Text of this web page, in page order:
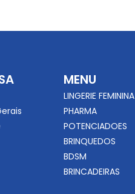
MENU
LINGERIE FEMININA
PHARMA
POTENCIADOES
BRINQUEDOS
BDSM
BRINCADEIRAS